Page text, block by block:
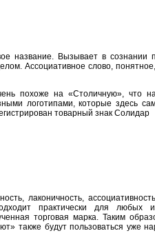
название. Вызывает в сознании
Ассоциативное слово,
похоже на «Столичную», что
логотипами, которые здесь
товарный знак Солидар
лаконичность,
практически для любых
торговая марка. Таким
также будут пользоваться уже